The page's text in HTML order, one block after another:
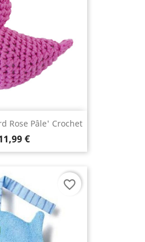
Rose Pâle' Crochet
€
favorite_border